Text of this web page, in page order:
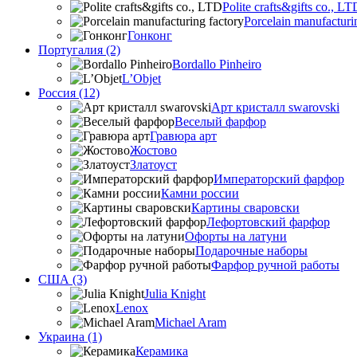
Polite crafts&gifts co.,
Porcelain
Гонконг
Португалия (2)
Bordallo Pinheiro
L’Objet
Россия (12)
Арт кристалл swarovski
Веселый фарфор
Гравюра арт
Жостово
Златоуст
Императорский фарфор
Камни россии
Картины сваровски
Лефортовский фарфор
Офорты на латуни
Подарочные наборы
Фарфор ручной работы
США (3)
Julia Knight
Lenox
Michael Aram
Украина (1)
Керамика